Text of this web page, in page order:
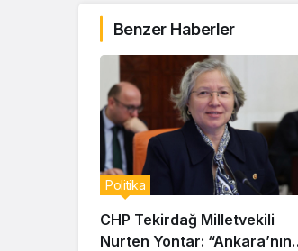
Benzer Haberler
CHP Tekirdağ Milletvekili
Nurten Yontar: “Ankara’nın
Politika